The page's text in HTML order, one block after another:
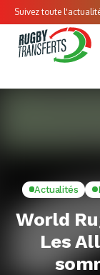
Suivez toute
Actualités
World
Les